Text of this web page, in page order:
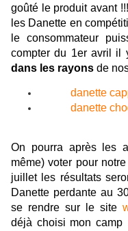
goûté le produit avant
les Danette en
le consommateur
compter du 1er avril il
dans les rayons de
danette
danette
On pourra après les
même) voter pour
juillet les résultats
Danette perdante au
se rendre sur le site
déjà choisi mon